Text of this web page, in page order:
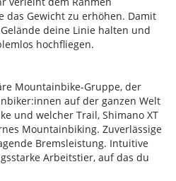
das Gewicht zu erhöhen. Damit
deine Linie halten und
hochfliegen.
Mountainbike-Gruppe, der
auf der ganzen Welt
und welcher Trail, Shimano XT
Mountainbiking. Zuverlässige
Bremsleistung. Intuitive
Arbeitstier, auf das du